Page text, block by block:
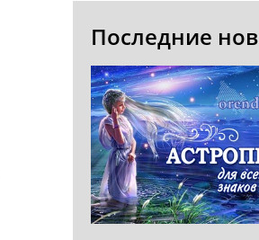
Последние